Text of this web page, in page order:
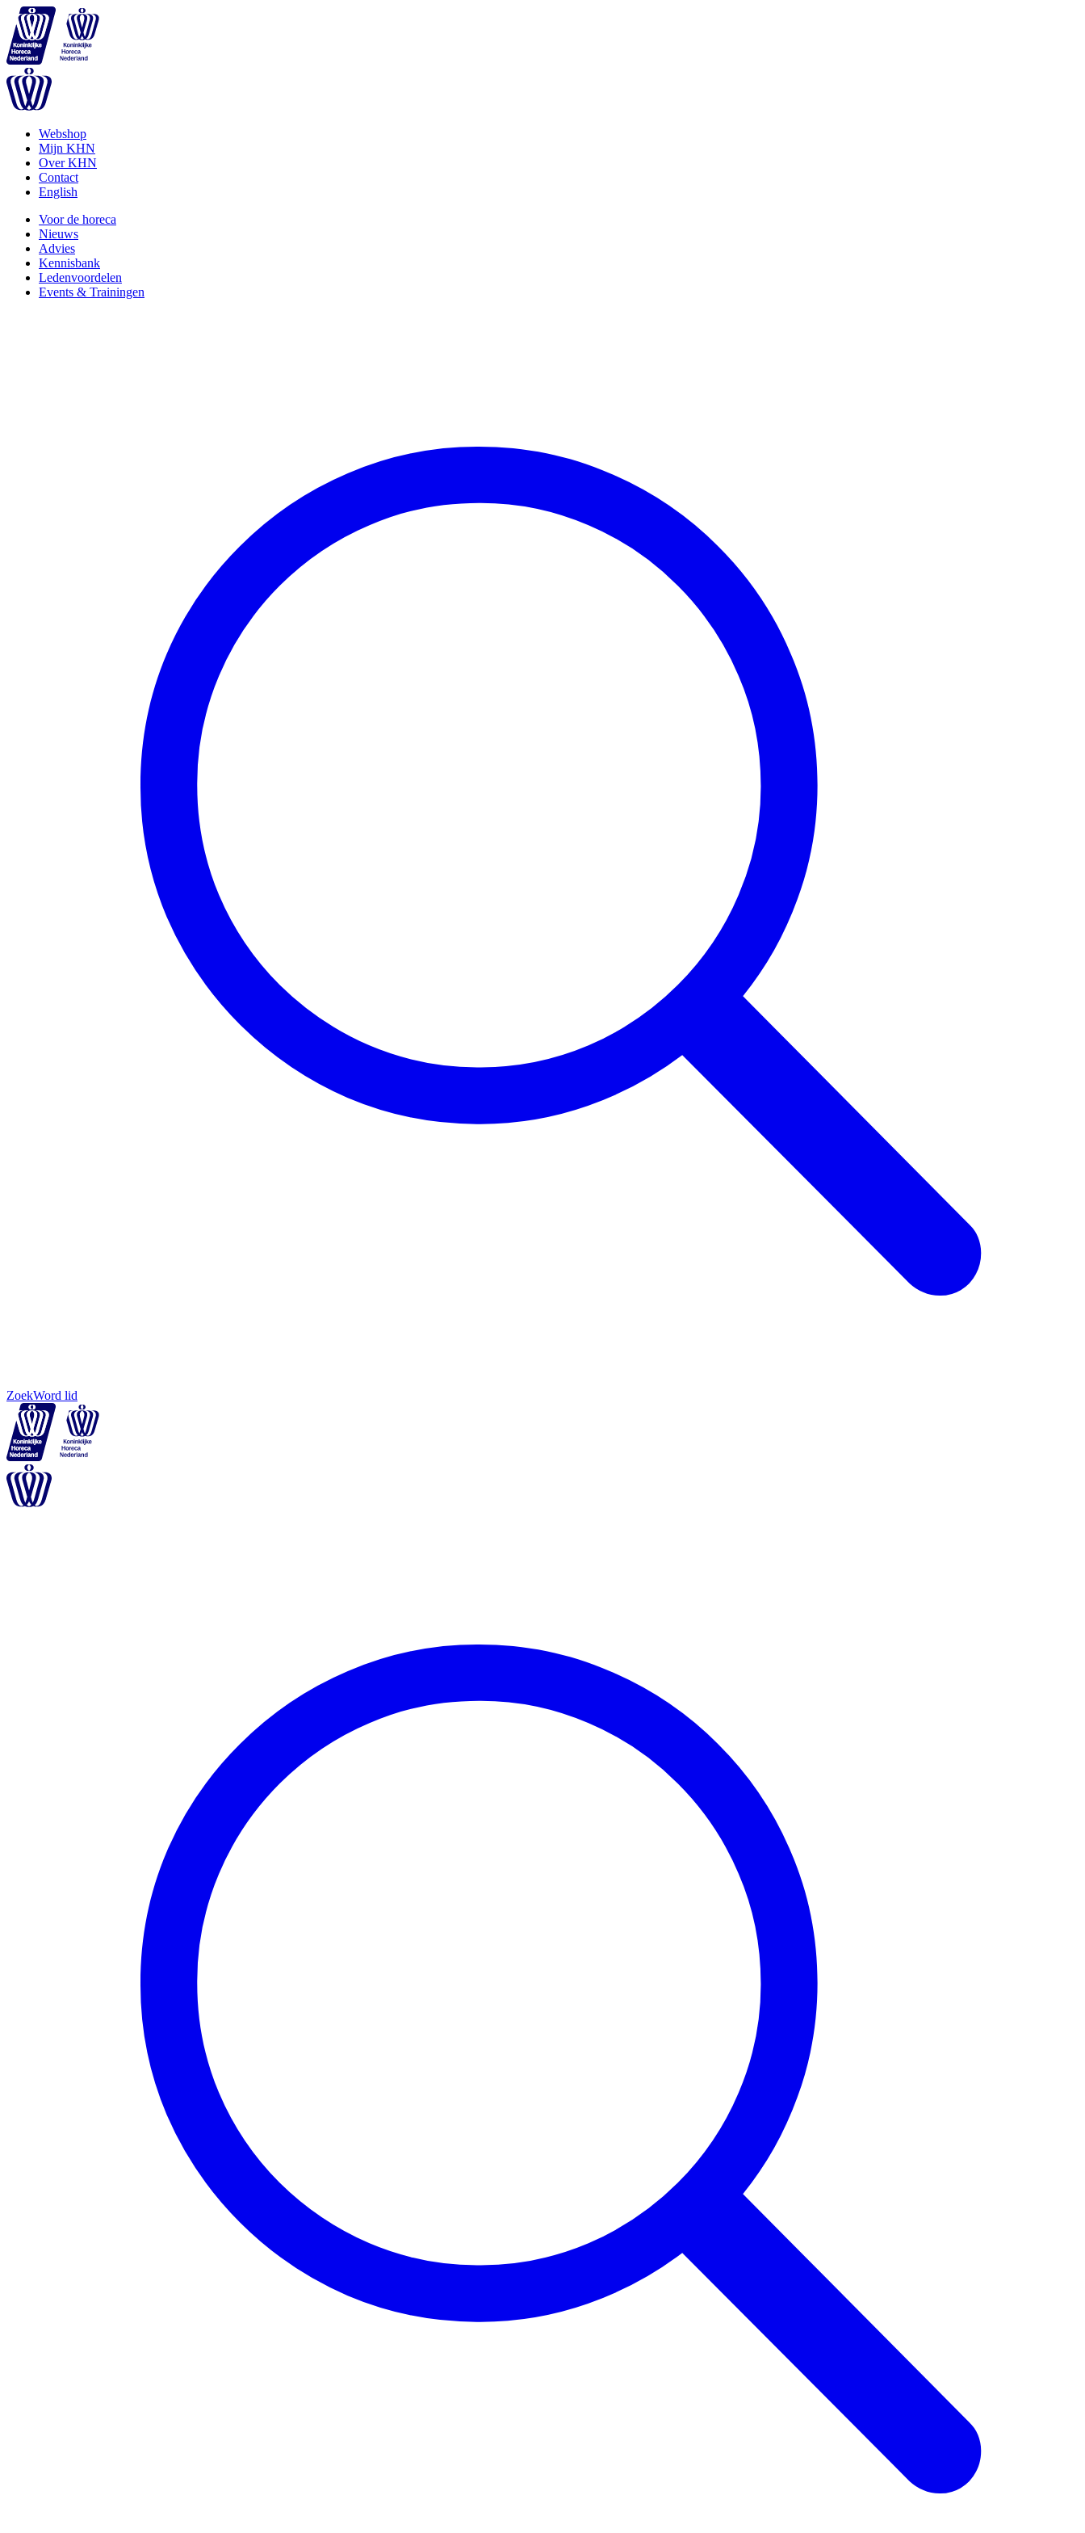
Webshop
Mijn KHN
Over KHN
Contact
English
Voor de horeca
Nieuws
Advies
Kennisbank
Ledenvoordelen
Events & Trainingen
ZoekWord lid